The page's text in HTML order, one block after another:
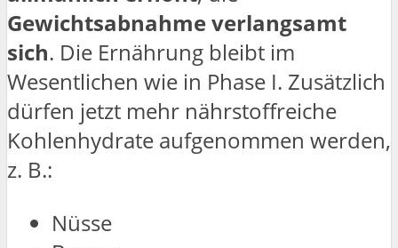
Gewichtsabnahme verlangsamt
sich. Die Ernährung bleibt im
Wesentlichen wie in Phase I. Zusätzlich
dürfen jetzt mehr nährstoffreiche
Kohlenhydrate aufgenommen werden,
z. B.:
Nüsse